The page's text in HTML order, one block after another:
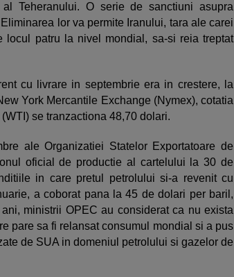
al Teheranului. O serie de sanctiuni asupra
lor va permite Iranului, tara ale carei
locul patru la nivel mondial, sa-si reia treptat
cu livrare in septembrie era in crestere, la
York Mercantile Exchange (Nymex), cotatia
se tranzactiona 48,70 dolari.
ale Organizatiei Statelor Exportatoare de
oficial de productie al cartelului la 30 de
in care pretul petrolului si-a revenit cu
a coborat pana la 45 de dolari per baril,
ministrii OPEC au considerat ca nu exista
pare sa fi relansat consumul mondial si a pus
de SUA in domeniul petrolului si gazelor de